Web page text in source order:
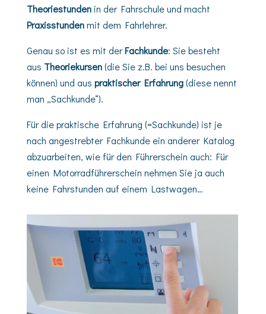
Theoriestundenin der Fahrschule und macht
Praxisstundenmit dem Fahrlehrer.
Genau so ist es mit derFachkunde: Sie besteht
aus Theoriekursen(die Sie z.B. bei uns besuchen
können) und aus praktischer Erfahrung(diese nennt
man „Sachkunde“).
Für die praktische Erfahrung (=Sachkunde) ist je
nach angestrebter Fachkunde ein anderer Katalog
abzuarbeiten, wie für den Führerschein auch: Für
einen Motorradführerschein nehmen Sie ja auch
keine Fahrstunden auf einem Lastwagen…